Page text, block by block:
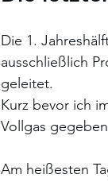
Die 1.
ausschließlich
geleitet.
Kurz bevor ich
Vollgas
Am heißesten